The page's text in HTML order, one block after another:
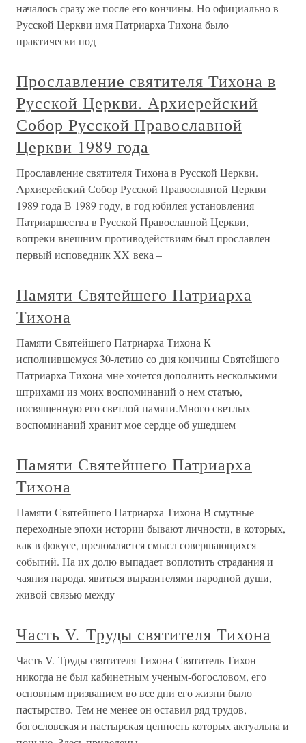
началось сразу же после его кончины. Но официально в
Русской Церкви имя Патриарха Тихона было
практически под
Прославление святителя Тихона в
Русской Церкви. Архиерейский
Собор Русской Православной
Церкви 1989 года
Прославление святителя Тихона в Русской Церкви.
Архиерейский Собор Русской Православной Церкви
1989 года В 1989 году, в год юбилея установления
Патриаршества в Русской Православной Церкви,
вопреки внешним противодействиям был прославлен
первый исповедник XX века –
Памяти Святейшего Патриарха
Тихона
Памяти Святейшего Патриарха Тихона К
исполнившемуся 30-летию со дня кончины Святейшего
Патриарха Тихона мне хочется дополнить несколькими
штрихами из моих воспоминаний о нем статью,
посвященную его светлой памяти.Много светлых
воспоминаний хранит мое сердце об ушедшем
Памяти Святейшего Патриарха
Тихона
Памяти Святейшего Патриарха Тихона В смутные
переходные эпохи истории бывают личности, в которых,
как в фокусе, преломляется смысл совершающихся
событий. На их долю выпадает воплотить страдания и
чаяния народа, явиться выразителями народной души,
живой связью между
Часть V. Труды святителя Тихона
Часть V. Труды святителя Тихона Святитель Тихон
никогда не был кабинетным ученым-богословом, его
основным призванием во все дни его жизни было
пастырство. Тем не менее он оставил ряд трудов,
богословская и пастырская ценность которых актуальна и